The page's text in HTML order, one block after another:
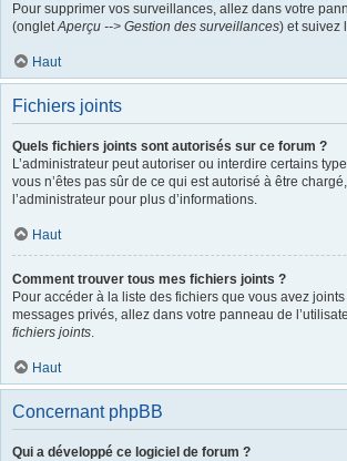
Pour supprimer vos surveillances, allez dans votre
(ongletAperçu --> Gestion des surveillances) et suivez
Haut
Fichiers joints
Quels fichiers joints sont autorisés sur ce forum ?
L’administrateur peut autoriser ou interdire certains
vous n’êtes pas sûr de ce qui est autorisé à être
l’administrateur pour plus d’informations.
Haut
Comment trouver tous mes fichiers joints ?
Pour accéder à la liste des fichiers que vous avez
messages privés, allez dans votre panneau de
fichiers joints.
Haut
Concernant phpBB
Qui a développé ce logiciel de forum ?